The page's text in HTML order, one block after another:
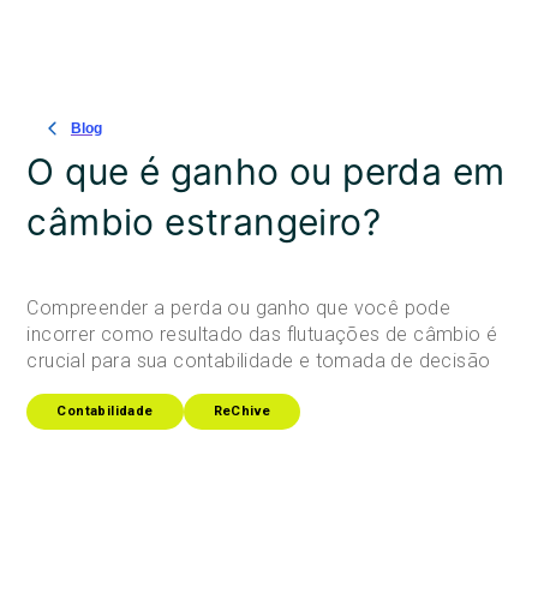
Blog
O que é ganho ou perda em
câmbio estrangeiro?
Compreender a perda ou ganho que você pode
incorrer como resultado das flutuações de câmbio é
crucial para sua contabilidade e tomada de decisão
Contabilidade ReChive